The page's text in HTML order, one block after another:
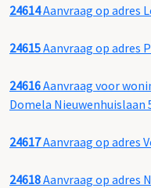
24614Aanvraag op adres
24615Aanvraag op adres
24616Aanvraag voor
Domela Nieuwenhuislaan
24617Aanvraag op adres
24618Aanvraag op adres